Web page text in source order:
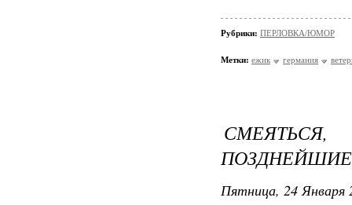
Рубрики: ПЕРЛОВКА/ЮМОР
Метки: ежик германия
ПОЗДНЕЙШИЕ
Пятница, 24 Января